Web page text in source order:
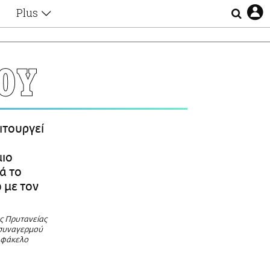
Plus
Αφιερώματα
Ζώδια
Οι Αθηναίοι
Επιλογές
το
με τον
Πρυτανείας
φάκελο